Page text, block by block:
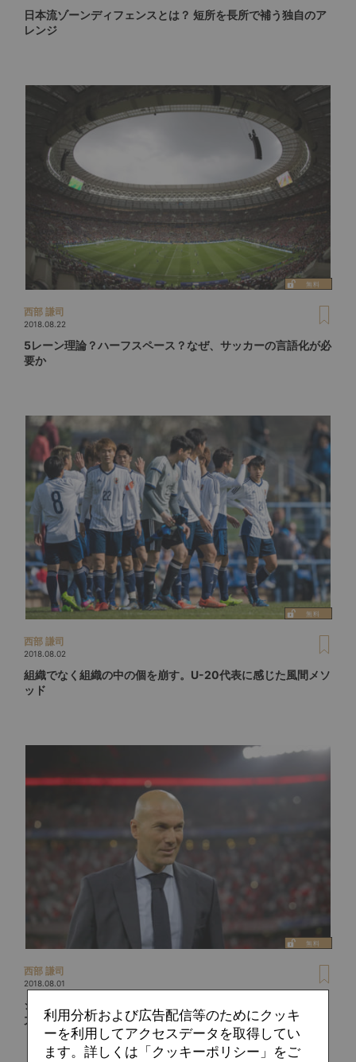
日本流ゾーンディフェンスとは？ 短所を長所で補う独自のア
レンジ
西部 謙司
2018.08.22
5レーン理論？ハーフスペース？なぜ、サッカーの言語化が必
要か
西部 謙司
2018.08.02
組織でなく組織の中の個を崩す。U-20代表に感じた風間メソ
ッド
西部 謙司
2018.08.01
ジダンがいればなぜか勝てる。誰も説明できない不思議な魔
力
利用分析および広告配信等のためにクッキ
ーを利用してアクセスデータを取得してい
ます。詳しくは「クッキーポリシー」をご